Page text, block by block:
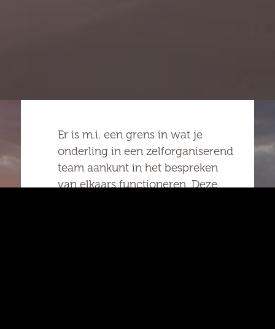
Er is m.i. een grens in wat je
onderling in een zelforganiserend
team aankunt in het bespreken
van elkaars functioneren. Deze